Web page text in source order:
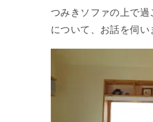
つみきソファの上で過
について、お話を伺い